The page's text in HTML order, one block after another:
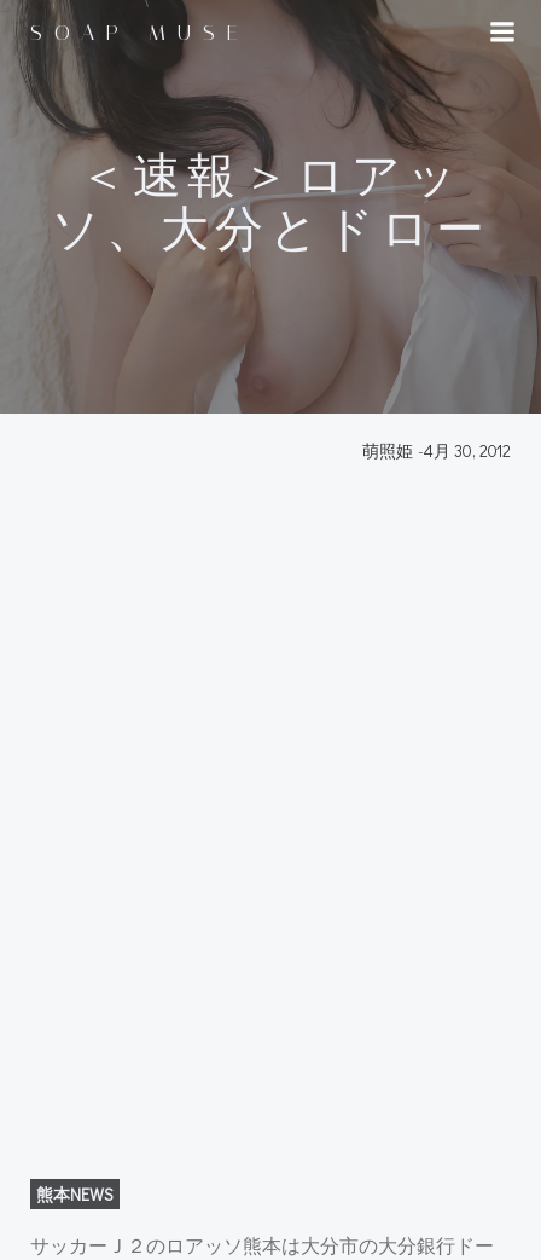
コ
へ
ス
キ
ッ
SOAP MUSE
＜速報＞ロアッ
ソ、大分とドロー
萌照姫 -4月 30, 2012
熊本NEWS
サッカーＪ２のロアッソ熊本は大分市の大分銀行ドー